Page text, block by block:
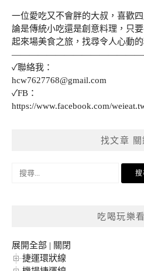
一位愛吃又不會胖的大叔，喜歡
論是傳統小吃還是創意料理，只
起來場美食之旅，找尋令人心動的
✓聯絡我：
hcw7627768@gmail.com
✓FB：
https://www.facebook.com/
找文章 關
搜
吃喝玩樂
展開全部 | 關閉
捷運環狀線